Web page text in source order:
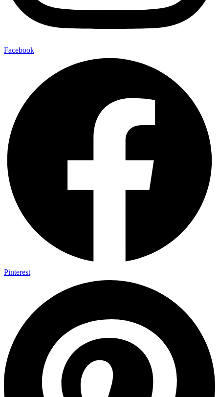
Facebook
Pinterest